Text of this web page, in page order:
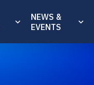
NEWS &
EVENTS